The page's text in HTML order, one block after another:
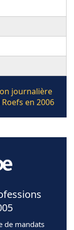
journalière
en 2006
de mandats